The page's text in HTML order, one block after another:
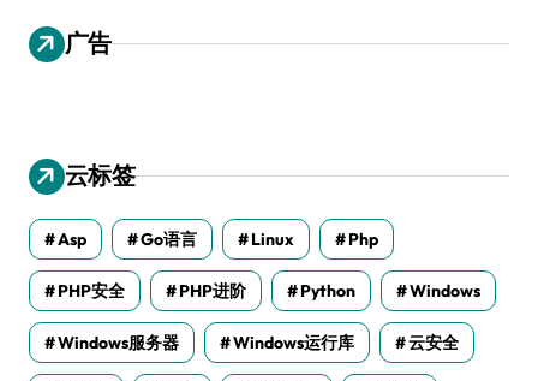
广告
云标签
Asp Go语言 Linux Php
PHP安全 PHP进阶 Python Windows
Windows服务器 Windows运行库 云安全